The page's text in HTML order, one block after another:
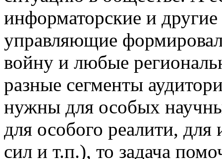
информаторские и
управляющие
войну и любые
разные сегменты
нужны для особых
для особого реалити,
сил и т.п.), то задача